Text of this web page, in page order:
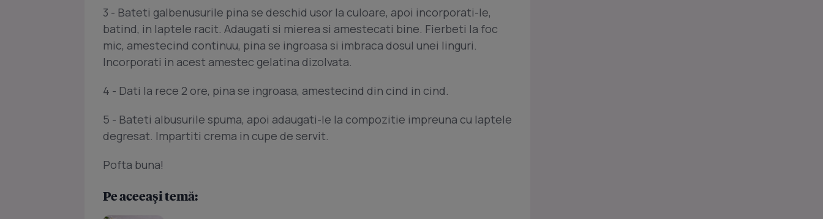
3 - Bateti galbenusurile pina se deschid usor la culoare, apoi incorporati-le,
batind, in laptele racit. Adaugati si mierea si amestecati bine. Fierbeti la foc
mic, amestecind continuu, pina se ingroasa si imbraca dosul unei linguri.
Incorporati in acest amestec gelatina dizolvata.
4 - Dati la rece 2 ore, pina se ingroasa, amestecind din cind in cind.
5 - Bateti albusurile spuma, apoi adaugati-le la compozitie impreuna cu laptele
degresat. Impartiti crema in cupe de servit.
Pofta buna!
Pe aceeași temă: